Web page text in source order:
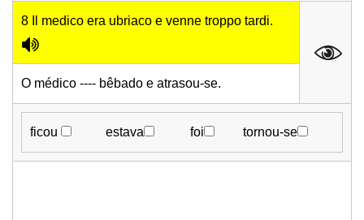
8 Il medico era ubriaco e venne troppo tardi.
O médico ---- bêbado e atrasou-se.
ficou estava foi tornou-se